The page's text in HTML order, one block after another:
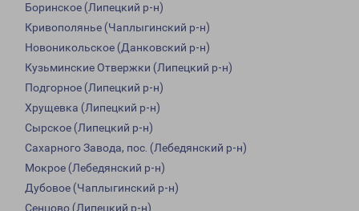
Боринское (Липецкий р-н)
Кривополянье (Чаплыгинский р-н)
Новоникольское (Данковский р-н)
Кузьминские Отвержки (Липецкий р-н)
Подгорное (Липецкий р-н)
Хрущевка (Липецкий р-н)
Сырское (Липецкий р-н)
Сахарного Завода, пос. (Лебедянский р-н)
Мокрое (Лебедянский р-н)
Дубовое (Чаплыгинский р-н)
Сенцово (Липецкий р-н)